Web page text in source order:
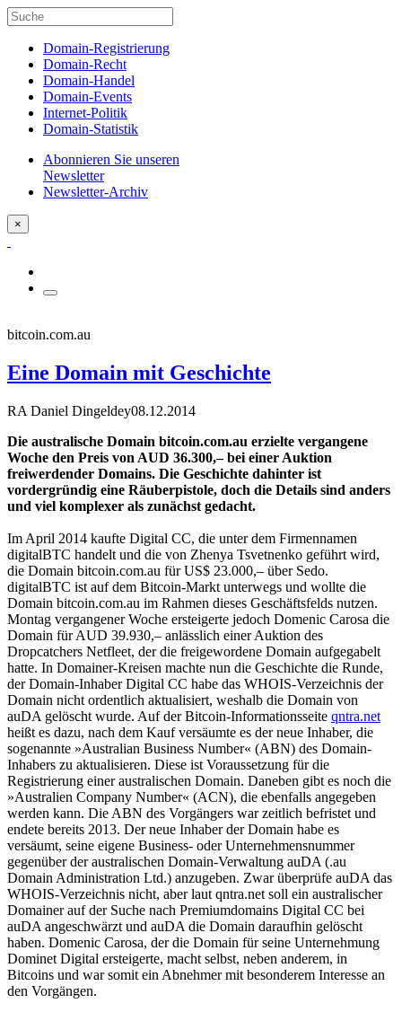
Domain-Registrierung
Domain-Recht
Domain-Handel
Domain-Events
Internet-Politik
Domain-Statistik
Abonnieren Sie unseren
Newsletter
Newsletter-Archiv
×
bitcoin.com.au
Eine Domain mit Geschichte
RA Daniel Dingeldey08.12.2014
Die australische Domain bitcoin.com.au erzielte vergangene
Woche den Preis von AUD 36.300,– bei einer Auktion
freiwerdender Domains. Die Geschichte dahinter ist
vordergründig eine Räuberpistole, doch die Details sind anders
und viel komplexer als zunächst gedacht.
Im April 2014 kaufte Digital CC, die unter dem Firmennamen
digitalBTC handelt und die von Zhenya Tsvetnenko geführt wird,
die Domain bitcoin.com.au für US$ 23.000,– über Sedo.
digitalBTC ist auf dem Bitcoin-Markt unterwegs und wollte die
Domain bitcoin.com.au im Rahmen dieses Geschäftsfelds nutzen.
Montag vergangener Woche ersteigerte jedoch Domenic Carosa die
Domain für AUD 39.930,– anlässlich einer Auktion des
Dropcatchers Netfleet, der die freigewordene Domain aufgegabelt
hatte. In Domainer-Kreisen machte nun die Geschichte die Runde,
der Domain-Inhaber Digital CC habe das WHOIS-Verzeichnis der
Domain nicht ordentlich aktualisiert, weshalb die Domain von
auDA gelöscht wurde. Auf der Bitcoin-Informationsseite qntra.net
heißt es dazu, nach dem Kauf versäumte es der neue Inhaber, die
sogenannte »Australian Business Number« (ABN) des Domain-
Inhabers zu aktualisieren. Diese ist Voraussetzung für die
Registrierung einer australischen Domain. Daneben gibt es noch die
»Australien Company Number« (ACN), die ebenfalls angegeben
werden kann. Die ABN des Vorgängers war zeitlich befristet und
endete bereits 2013. Der neue Inhaber der Domain habe es
versäumt, seine eigene Business- oder Unternehmensnummer
gegenüber der australischen Domain-Verwaltung auDA (.au
Domain Administration Ltd.) anzugeben. Zwar überprüfe auDA das
WHOIS-Verzeichnis nicht, aber laut qntra.net soll ein australischer
Domainer auf der Suche nach Premiumdomains Digital CC bei
auDA angeschwärzt und auDA die Domain daraufhin gelöscht
haben. Domenic Carosa, der die Domain für seine Unternehmung
Dominet Digital ersteigerte, macht selbst, neben anderem, in
Bitcoins und war somit ein Abnehmer mit besonderem Interesse an
den Vorgängen.